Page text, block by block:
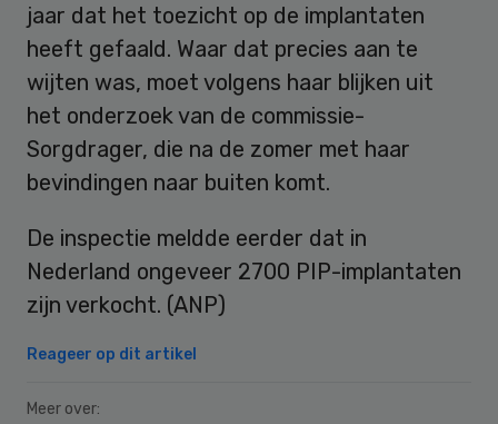
jaar dat het toezicht op de implantaten
heeft gefaald. Waar dat precies aan te
wijten was, moet volgens haar blijken uit
het onderzoek van de commissie-
Sorgdrager, die na de zomer met haar
bevindingen naar buiten komt.
De inspectie meldde eerder dat in
Nederland ongeveer 2700 PIP-implantaten
zijn verkocht. (ANP)
Reageer op dit artikel
Meer over: